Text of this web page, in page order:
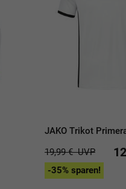
JAKO Trikot
19,99 €UVP
-35% sparen!